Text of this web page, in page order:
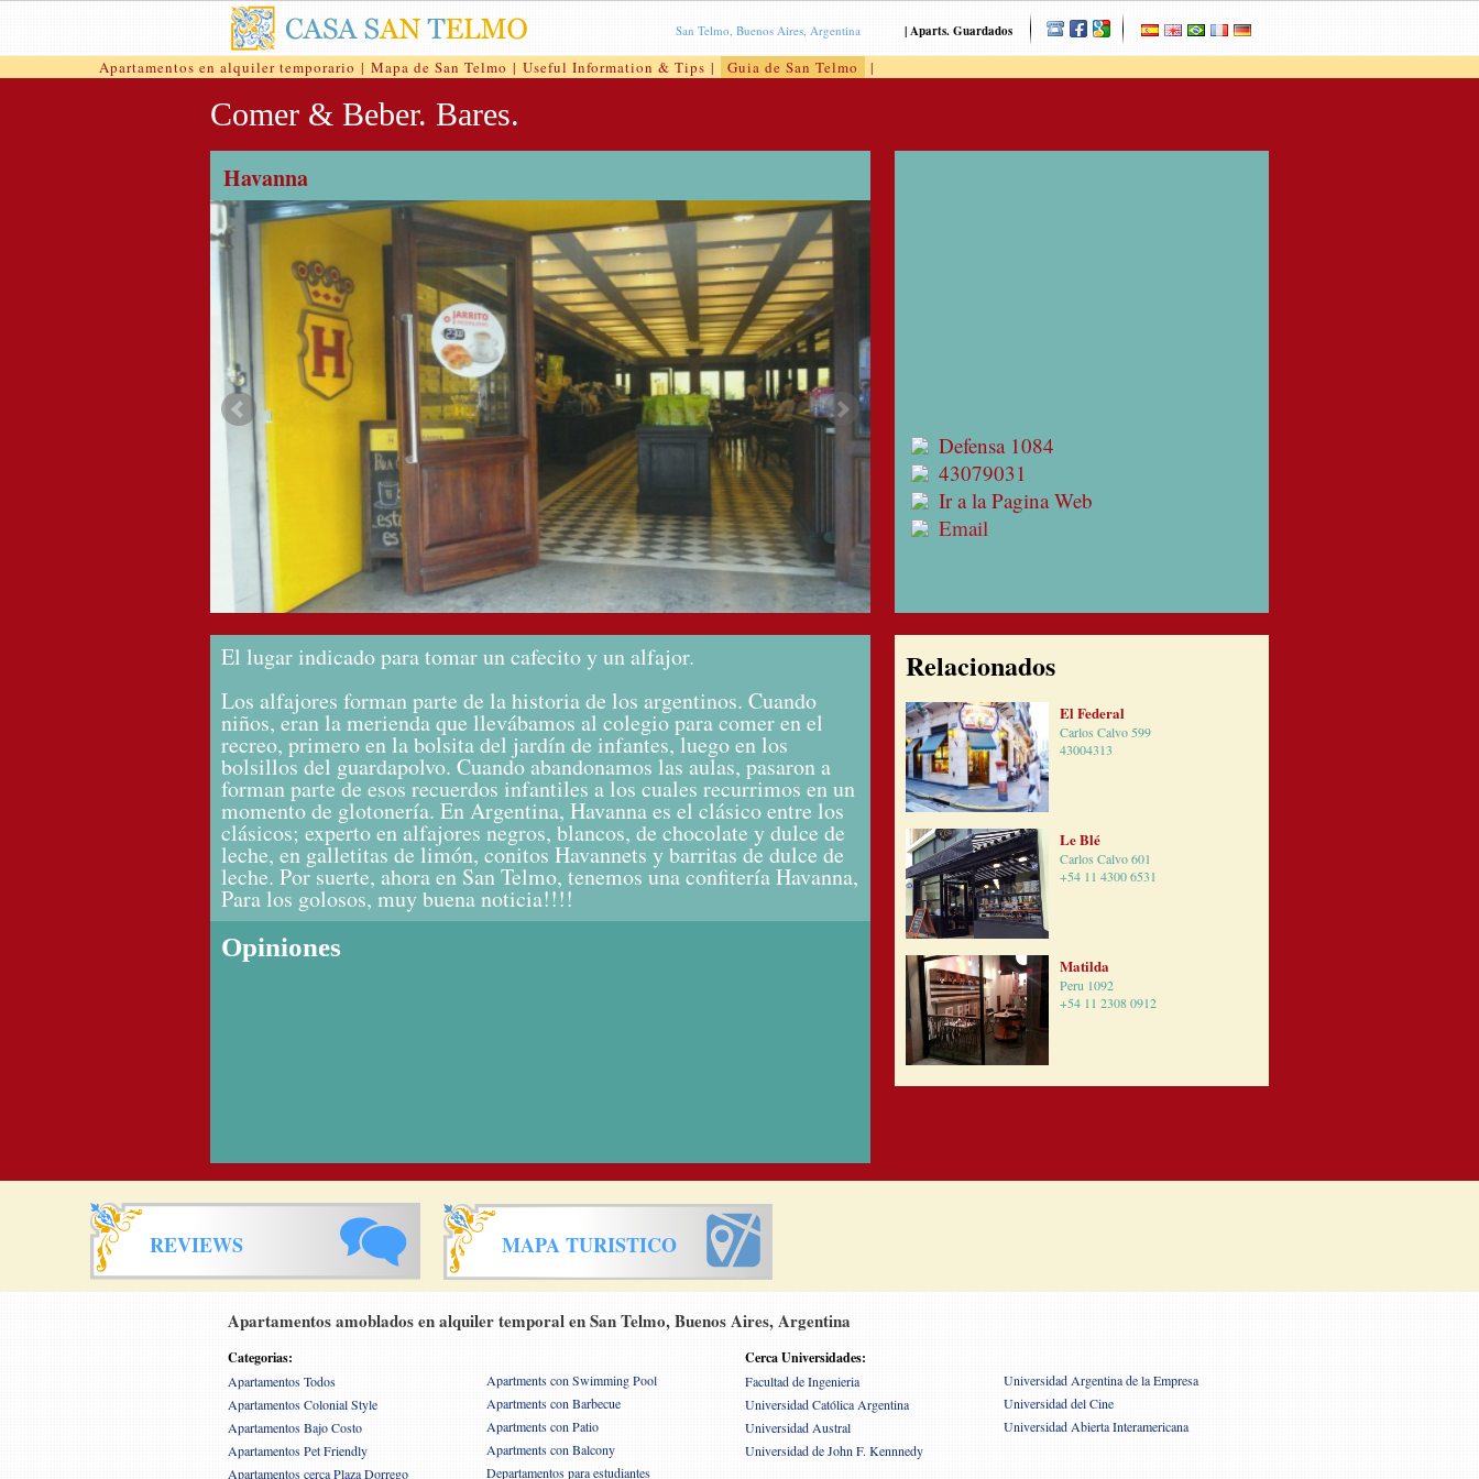
|Aparts. Guardados
San Telmo, Buenos Aires, Argentina
Apartamentos en alquiler temporario | Mapa de San Telmo | Useful Information & Tips | Guia de San Telmo |
Comer & Beber. Bares.
Havanna
Defensa 1084
43079031
Ir a la Pagina Web
Email
Relacionados
El Federal
Carlos Calvo 599
43004313
Le Blé
Carlos Calvo 601
+54 11 4300 6531
Matilda
Peru 1092
+54 11 2308 0912
El lugar indicado para tomar un cafecito y un alfajor.
Los alfajores forman parte de la historia de los argentinos. Cuando
niños, eran la merienda que llevábamos al colegio para comer en el
recreo, primero en la bolsita del jardín de infantes, luego en los
bolsillos del guardapolvo. Cuando abandonamos las aulas, pasaron a
forman parte de esos recuerdos infantiles a los cuales recurrimos en un
momento de glotonería. En Argentina, Havanna es el clásico entre los
clásicos; experto en alfajores negros, blancos, de chocolate y dulce de
leche, en galletitas de limón, conitos Havannets y barritas de dulce de
leche. Por suerte, ahora en San Telmo, tenemos una confitería Havanna,
Para los golosos, muy buena noticia!!!!
Opiniones
REVIEWS MAPA TURISTICO
Apartamentos amoblados en alquiler temporal en San Telmo, Buenos Aires, Argentina
Categorias:
Apartamentos Todos
Apartamentos Colonial Style
Apartamentos Bajo Costo
Apartamentos Pet Friendly
Apartamentos cerca Plaza Dorrego
Apartments con Swimming Pool
Apartments con Barbecue
Apartments con Patio
Apartments con Balcony
Departamentos para estudiantes
Cerca Universidades:
Facultad de Ingenieria
Universidad Católica Argentina
Universidad Austral
Universidad de John F. Kennnedy
Universidad Argentina de la Empresa
Universidad del Cine
Universidad Abierta Interamericana